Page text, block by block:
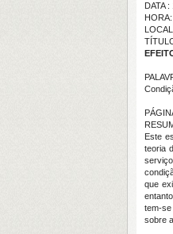
DATA
Este
teoria
que
tem-se
sobre